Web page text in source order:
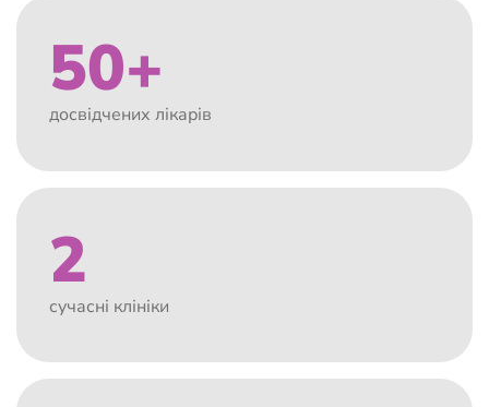
50+
досвідчених лікарів
2
сучасні клініки